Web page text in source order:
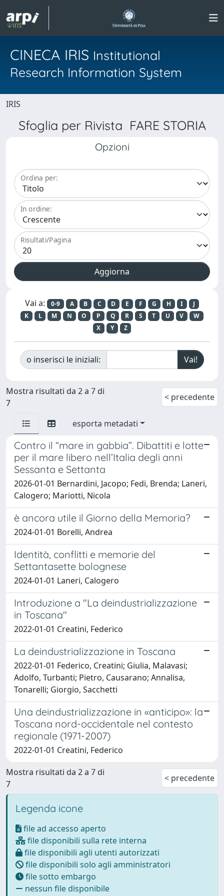
CINECA IRIS Institutional
Research Information System
IRIS
Sfoglia per Rivista FARE STORIA
Opzioni
Ordina per:
In ordine:
Risultati/Pagina
Vai a: 0-9 A B C D E F G H I
J
K
L M N O P Q R S T U V
W
X
Y Z
o inserisci le iniziali:
Mostra risultati da 2 a 7 di
7
< precedente
esporta metadati
Contro il “mare in gabbia”. Dibattiti e lotte
per il mare libero nell’Italia degli anni
Sessanta e Settanta
2026-01-01 Bernardini, Jacopo; Fedi, Brenda; Laneri,
Calogero; Mariotti, Nicola
è ancora utile il Giorno della Memoria?
2024-01-01 Borelli, Andrea
Identità, conflitti e memorie del
Settantasette bolognese
2024-01-01 Laneri, Calogero
Introduzione a "La deindustrializzazione
in Toscana"
2022-01-01 Creatini, Federico
La deindustrializzazione in Toscana
2022-01-01 Federico, Creatini; Giulia, Malavasi;
Adolfo, Turbanti; Pietro, Causarano; Annalisa,
Tonarelli; Giorgio, Sacchetti
Una deindustrializzazione in «anticipo»: la
Toscana nord-occidentale nel contesto
regionale (1971-2007)
2022-01-01 Creatini, Federico
Mostra risultati da 2 a 7 di
7
< precedente
Legenda icone
file ad accesso aperto
file disponibili sulla rete interna
file disponibili agli utenti autorizzati
file disponibili solo agli amministratori
file sotto embargo
nessun file disponibile